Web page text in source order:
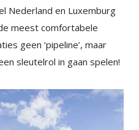
Nederland en Luxemburg
meest comfortabele
geen ‘pipeline’, maar
sleutelrol in gaan spelen!